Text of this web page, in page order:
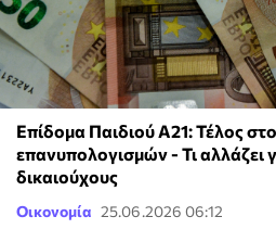
Επίδομα Παιδιού Α21: Τέλος
επανυπολογισμών - Τι αλλάζει
δικαιούχους
Οικονομία 25.06.2026 06:12